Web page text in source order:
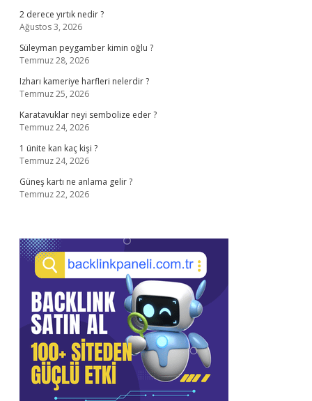
2 derece yırtık nedir ?
Ağustos 3, 2026
Süleyman peygamber kimin oğlu ?
Temmuz 28, 2026
Izharı kameriye harfleri nelerdir ?
Temmuz 25, 2026
Karatavuklar neyi sembolize eder ?
Temmuz 24, 2026
1 ünite kan kaç kişi ?
Temmuz 24, 2026
Güneş kartı ne anlama gelir ?
Temmuz 22, 2026